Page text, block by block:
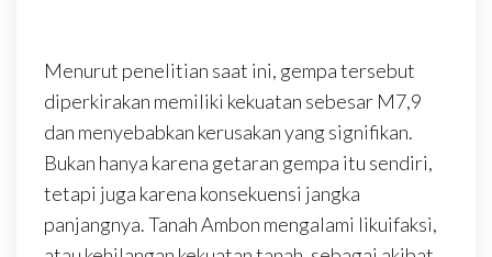
Menurut penelitian saat ini, gempa tersebut
diperkirakan memiliki kekuatan sebesar M7,9
dan menyebabkan kerusakan yang signifikan.
Bukan hanya karena getaran gempa itu sendiri,
tetapi juga karena konsekuensi jangka
panjangnya. Tanah Ambon mengalami likuifaksi,